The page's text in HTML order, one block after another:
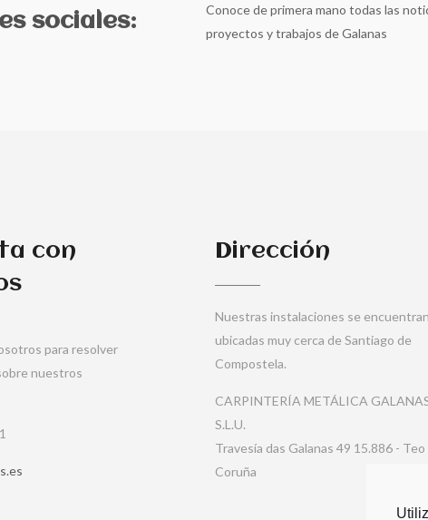
sociales:
Conoce de primera mano todas las
proyectos y trabajos de Galanas
con
para resolver
nuestros
Dirección
Nuestras instalaciones se encuentran
ubicadas muy cerca de Santiago de
Compostela.
CARPINTERÍA METÁLICA
S.L.U.
Travesía das Galanas 49 15.886 - Teo
Coruña